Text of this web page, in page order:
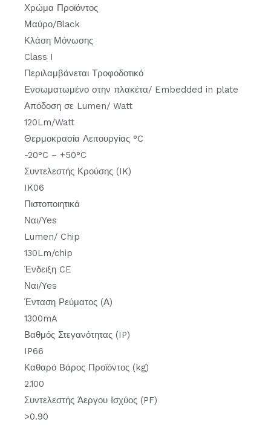
Χρώμα Προϊόντος
Μαύρο/Black
Κλάση Μόνωσης
Class I
Περιλαμβάνεται Τροφοδοτικό
Ενσωματωμένο στην πλακέτα/ Embedded in plate
Απόδοση σε Lumen/ Watt
120Lm/Watt
Θερμοκρασία Λειτουργίας °C
-20°C – +50°C
Συντελεστής Κρούσης (IK)
IK06
Πιστοποιητικά
Ναι/Yes
Lumen/ Chip
130Lm/chip
Ένδειξη CE
Ναι/Yes
Ένταση Ρεύματος (Α)
1300mA
Βαθμός Στεγανότητας (IP)
IP66
Καθαρό Βάρος Προϊόντος (kg)
2.100
Συντελεστής Άεργου Ισχύος (PF)
>0.90